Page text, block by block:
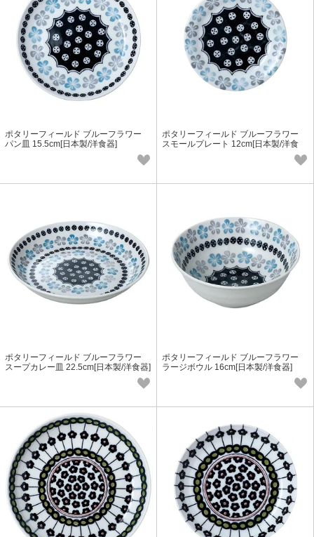
ポタリーフィールド ブルーフラワー
パン皿 15.5cm[日本製/洋食器]
ポタリーフィールド ブルーフラワー
スモールプレート 12cm[日本製/洋食
ポタリーフィールド ブルーフラワー
スープカレー皿 22.5cm[日本製/洋食器]
ポタリーフィールド ブルーフラワー
ラージボウル 16cm[日本製/洋食器]